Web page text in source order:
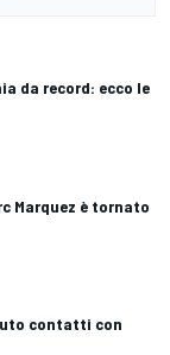
da record: ecco le
Marquez è tornato
contatti con